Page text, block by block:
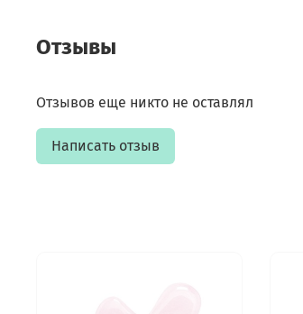
Отзывы
Отзывов еще никто не оставлял
Написать отзыв